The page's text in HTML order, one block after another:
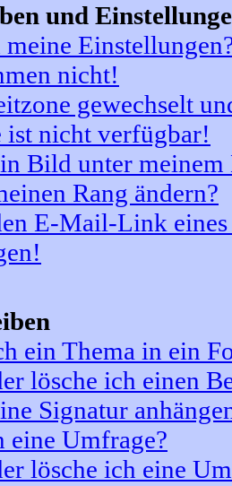
und
nicht!
gewechselt
ist nicht verfügbar!
Bild unter meinem
Rang ändern?
E-Mail-Link
ein Thema in ein
lösche ich einen
Signatur
eine Umfrage?
lösche ich eine